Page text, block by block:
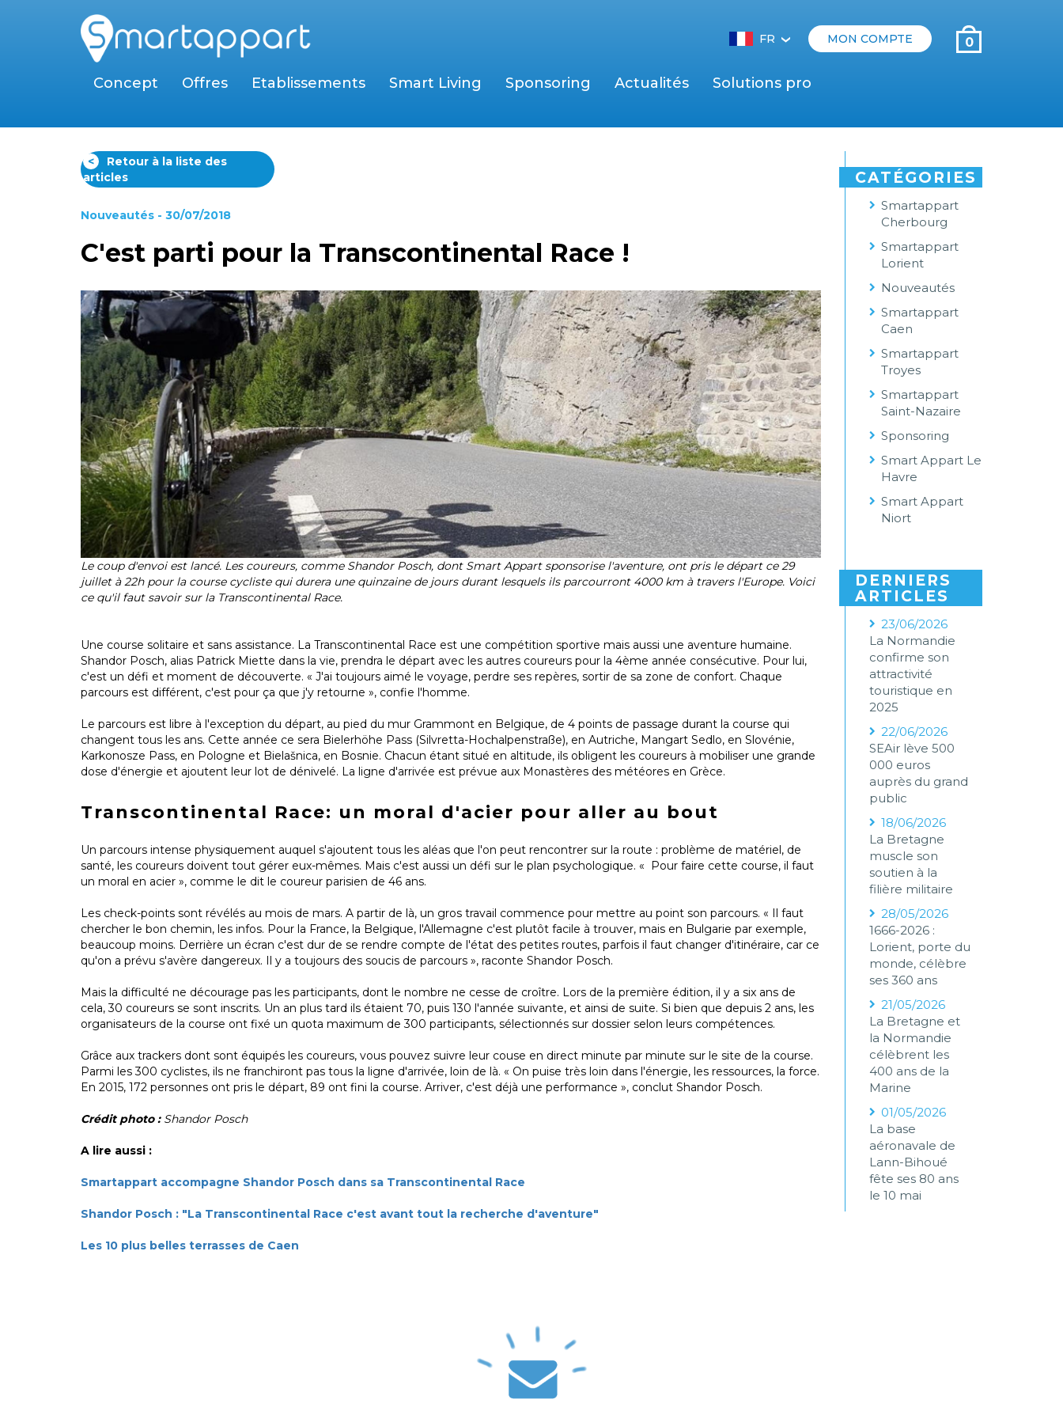
FR‹ MON COMPTE 0
Concept Offres Etablissements Smart Living Sponsoring Actualités Solutions pro
<
Retour à la liste des
articles
Nouveautés - 30/07/2018
C'est parti pour la Transcontinental Race !
Le coup d'envoi est lancé. Les coureurs, comme Shandor Posch, dont Smart Appart sponsorise l'aventure, ont pris le départ ce 29
juillet à 22h pour la course cycliste qui durera une quinzaine de jours durant lesquels ils parcourront 4000 km à travers l'Europe. Voici
ce qu'il faut savoir sur la Transcontinental Race.
Une course solitaire et sans assistance. La Transcontinental Race est une compétition sportive mais aussi une aventure humaine.
Shandor Posch, alias Patrick Miette dans la vie, prendra le départ avec les autres coureurs pour la 4ème année consécutive. Pour lui,
c'est un défi et moment de découverte. « J'ai toujours aimé le voyage, perdre ses repères, sortir de sa zone de confort. Chaque
parcours est différent, c'est pour ça que j'y retourne », confie l'homme.
Le parcours est libre à l'exception du départ, au pied du mur Grammont en Belgique, de 4 points de passage durant la course qui
changent tous les ans. Cette année ce sera Bielerhöhe Pass (Silvretta-Hochalpenstraße), en Autriche, Mangart Sedlo, en Slovénie,
Karkonosze Pass, en Pologne et Bielašnica, en Bosnie. Chacun étant situé en altitude, ils obligent les coureurs à mobiliser une grande
dose d'énergie et ajoutent leur lot de dénivelé. La ligne d'arrivée est prévue aux Monastères des météores en Grèce.
Transcontinental Race: un moral d'acier pour aller au bout
Un parcours intense physiquement auquel s'ajoutent tous les aléas que l'on peut rencontrer sur la route : problème de matériel, de
santé, les coureurs doivent tout gérer eux-mêmes. Mais c'est aussi un défi sur le plan psychologique. « Pour faire cette course, il faut
un moral en acier », comme le dit le coureur parisien de 46 ans.
Les check-points sont révélés au mois de mars. A partir de là, un gros travail commence pour mettre au point son parcours. « Il faut
chercher le bon chemin, les infos. Pour la France, la Belgique, l'Allemagne c'est plutôt facile à trouver, mais en Bulgarie par exemple,
beaucoup moins. Derrière un écran c'est dur de se rendre compte de l'état des petites routes, parfois il faut changer d'itinéraire, car ce
qu'on a prévu s'avère dangereux. Il y a toujours des soucis de parcours », raconte Shandor Posch.
Mais la difficulté ne décourage pas les participants, dont le nombre ne cesse de croître. Lors de la première édition, il y a six ans de
cela, 30 coureurs se sont inscrits. Un an plus tard ils étaient 70, puis 130 l'année suivante, et ainsi de suite. Si bien que depuis 2 ans, les
organisateurs de la course ont fixé un quota maximum de 300 participants, sélectionnés sur dossier selon leurs compétences.
Grâce aux trackers dont sont équipés les coureurs, vous pouvez suivre leur couse en direct minute par minute sur le site de la course.
Parmi les 300 cyclistes, ils ne franchiront pas tous la ligne d'arrivée, loin de là. « On puise très loin dans l'énergie, les ressources, la force.
En 2015, 172 personnes ont pris le départ, 89 ont fini la course. Arriver, c'est déjà une performance », conclut Shandor Posch.
Crédit photo : Shandor Posch
A lire aussi :
Smartappart accompagne Shandor Posch dans sa Transcontinental Race
Shandor Posch : "La Transcontinental Race c'est avant tout la recherche d'aventure"
Les 10 plus belles terrasses de Caen
CATÉGORIES
Smartappart
Cherbourg
Smartappart
Lorient
Nouveautés
Smartappart
Caen
Smartappart
Troyes
Smartappart
Saint-Nazaire
Sponsoring
Smart Appart Le
Havre
Smart Appart
Niort
DERNIERS
ARTICLES
23/06/2026
La Normandie
confirme son
attractivité
touristique en
2025
22/06/2026
SEAir lève 500
000 euros
auprès du grand
public
18/06/2026
La Bretagne
muscle son
soutien à la
filière militaire
28/05/2026
1666-2026 :
Lorient, porte du
monde, célèbre
ses 360 ans
21/05/2026
La Bretagne et
la Normandie
célèbrent les
400 ans de la
Marine
01/05/2026
La base
aéronavale de
Lann-Bihoué
fête ses 80 ans
le 10 mai